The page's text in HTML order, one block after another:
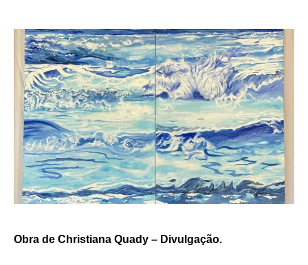
Obra de Christiana Quady – Divulgação.